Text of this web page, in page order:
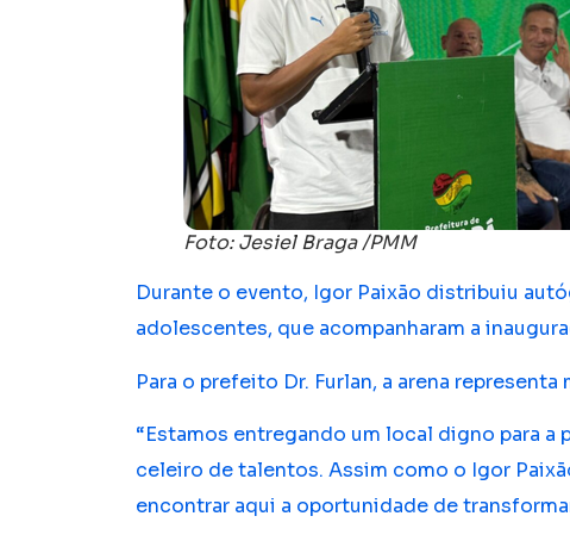
Foto: Jesiel Braga /PMM
Durante o evento, Igor Paixão distribuiu
adolescentes, que acompanharam a
Para o prefeito Dr. Furlan, a arena
“Estamos entregando um local digno para
celeiro de talentos. Assim como o Igor
encontrar aqui a oportunidade de